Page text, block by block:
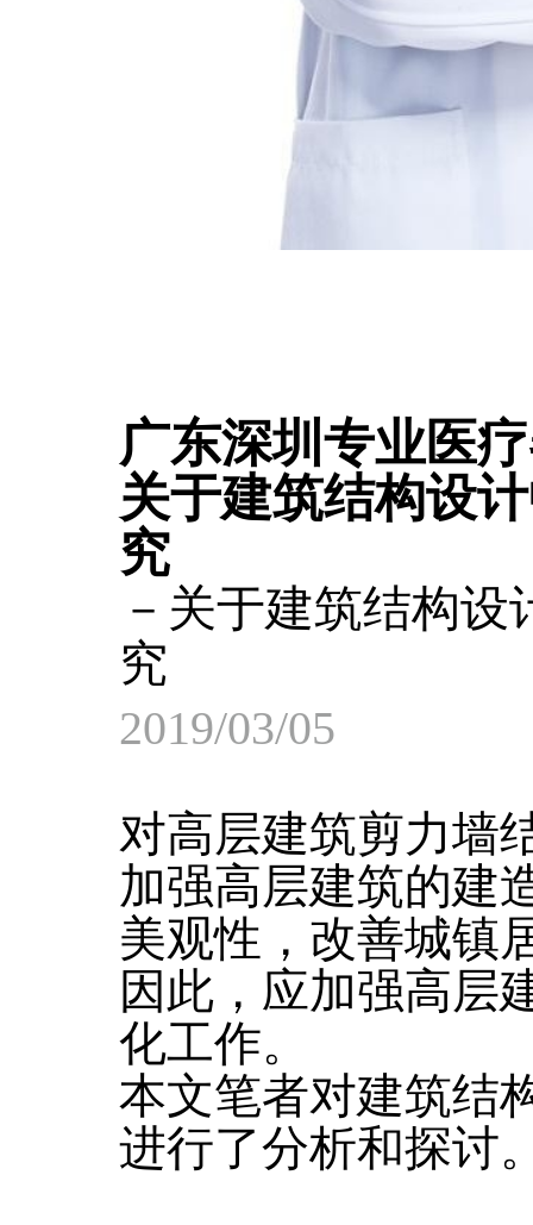
广东深圳专业医
关于建筑结构设
究
－关于建筑结构
究
2019/03/05
对高层建筑剪力墙
加强高层建筑的建
美观性，改善城镇
因此，应加强高层
化工作。
本文笔者对建筑结
进行了分析和探讨